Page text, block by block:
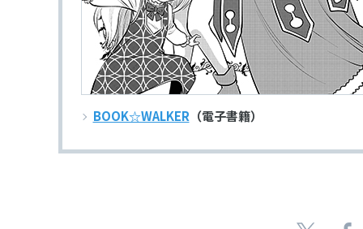
BOOK☆WALKER （電子書籍）